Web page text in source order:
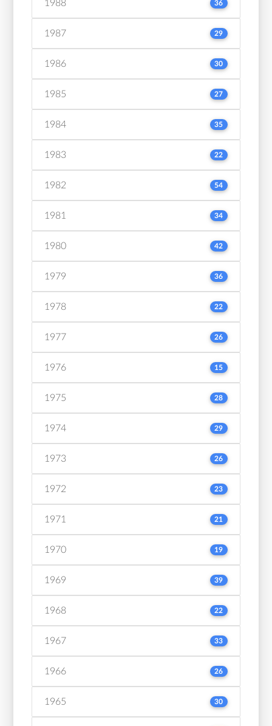
1988 36
1987 29
1986 30
1985 27
1984 35
1983 22
1982 54
1981 34
1980 42
1979 36
1978 22
1977 26
1976 15
1975 28
1974 29
1973 26
1972 23
1971 21
1970 19
1969 39
1968 22
1967 33
1966 26
1965 30